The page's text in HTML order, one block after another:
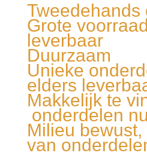
Tweedehands
Grote
leverbaar
Duurzaam
Unieke
elders
Makkelijk te
onderdelen
Milieu
van